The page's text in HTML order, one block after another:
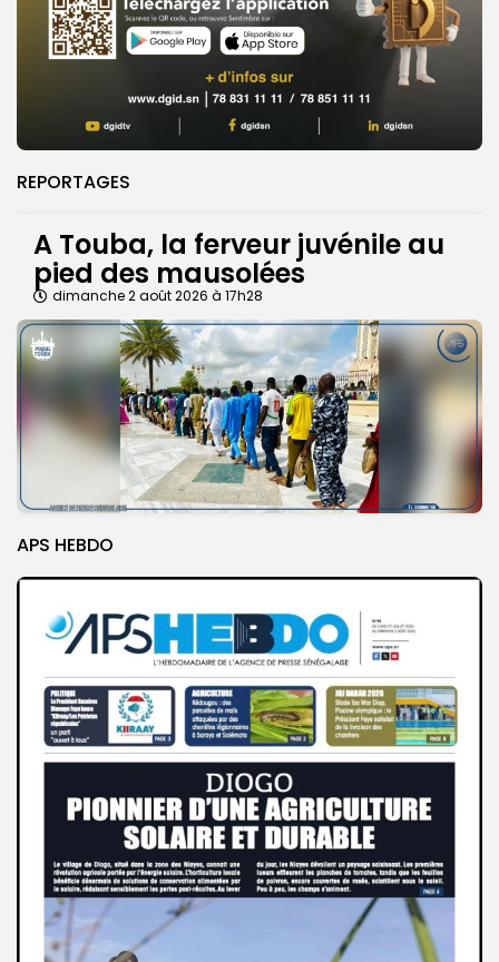
REPORTAGES
A Touba, la ferveur juvénile au
pied des mausolées
dimanche 2 août 2026 à 17h28
APS HEBDO